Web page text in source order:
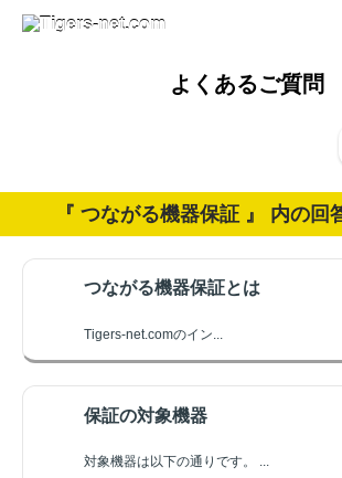
よくあるご質問
『 つながる機器保証 』 内の回
つながる機器保証とは
Tigers-net.comのイン...
保証の対象機器
対象機器は以下の通りです。 ...